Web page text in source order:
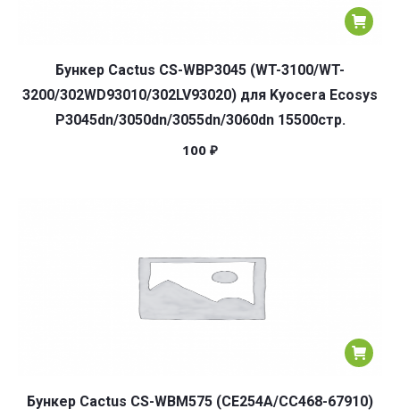
Бункер Cactus CS-WBP3045 (WT-3100/WT-
3200/302WD93010/302LV93020) для Kyocera Ecosys
P3045dn/3050dn/3055dn/3060dn 15500стр.
100 ₽
Бункер Cactus CS-WBM575 (CE254A/CC468-67910)